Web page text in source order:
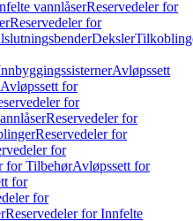
vannlåserReservedeler for
Reservedeler for
Deksler
Avløpssett
for
for
Reservedeler for
Reservedeler for
for
for TilbehørAvløpssett for
for
for
Reservedeler for Innfelte